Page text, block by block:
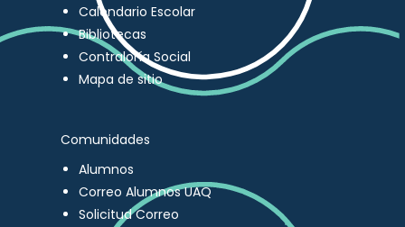
Calendario Escolar
Bibliotecas
Contraloría Social
Mapa de sitio
Comunidades
Alumnos
Correo Alumnos UAQ
Solicitud Correo